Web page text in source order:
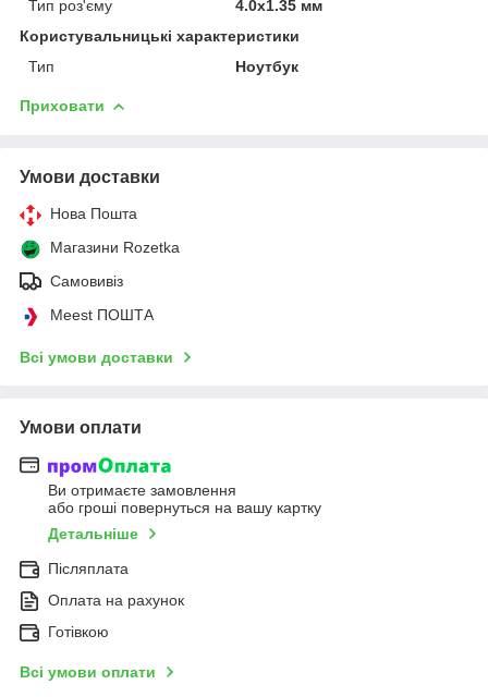
Тип роз'єму
4.0x1.35 мм
Користувальницькі характеристики
Тип
Ноутбук
Приховати
Умови доставки
Нова Пошта
Магазини Rozetka
Самовивіз
Meest ПОШТА
Всі умови доставки
Умови оплати
Ви отримаєте замовлення
або гроші повернуться на вашу картку
Детальніше
Післяплата
Оплата на рахунок
Готівкою
Всі умови оплати